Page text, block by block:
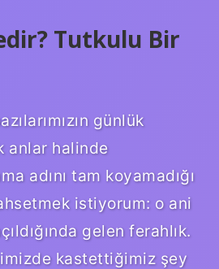
Tutkulu Bir
günlük
anlar halinde
adını tam koyamadığı
istiyorum: o ani
gelen ferahlık.
kastettiğimiz şey